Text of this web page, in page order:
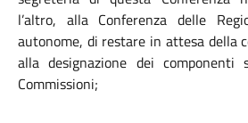
l’altro, alla Conferenza delle
autonome, di restare in attesa della
alla designazione dei componenti
Commissioni;